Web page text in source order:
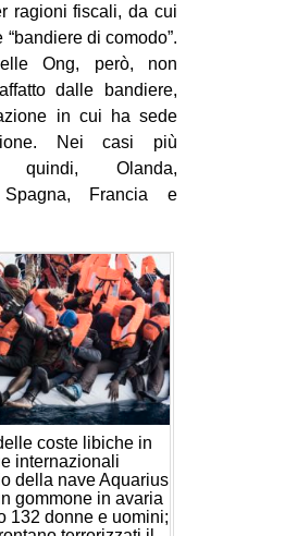
ragioni fiscali, da cui
“bandiere di comodo”.
Ong, però, non
dalle bandiere,
in cui ha sede
Nei casi più
quindi, Olanda,
Spagna, Francia e
coste libiche in
internazionali
della nave Aquarius
gommone in avaria
132 donne e uomini;